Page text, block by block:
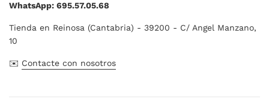
WhatsApp: 695.57.05.68
Tienda en Reinosa (Cantabria) - 39200 - C/ Angel Manzano,
10
✉️ Contacte con nosotros